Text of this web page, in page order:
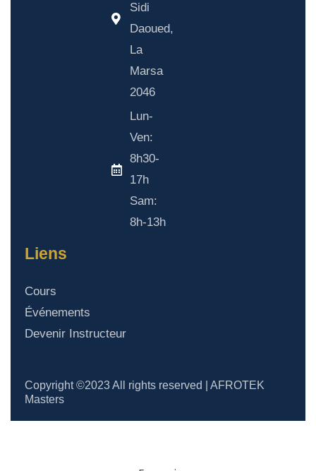
Sidi
Daoued,
La
Marsa
2046
Lun-
Ven:
8h30-
17h
Sam:
8h-13h
Liens
Cours
Événements
Devenir Instructeur
Copyright ©2023 All rights reserved | AFROTEK
Masters